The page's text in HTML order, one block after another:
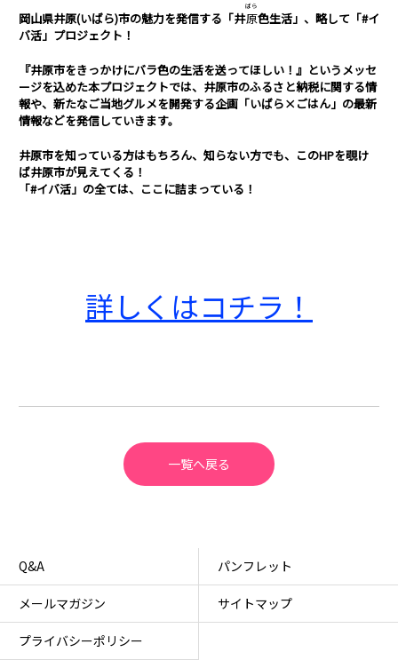
岡山県井原(いばら)市の魅力を発信する「井原
ばら
色生活」、略して「#イ
バ活」プロジェクト！
『井原市をきっかけにバラ色の生活を送ってほしい！』というメッセ
ージを込めた本プロジェクトでは、井原市のふるさと納税に関する情
報や、新たなご当地グルメを開発する企画「いばら×ごはん」の最新
情報などを発信していきます。
井原市を知っている方はもちろん、知らない方でも、このHPを覗け
ば井原市が見えてくる！
「#イバ活」の全ては、ここに詰まっている！
詳しくはコチラ！
一覧へ戻る
Q&A パンフレット
メールマガジン サイトマップ
プライバシーポリシー